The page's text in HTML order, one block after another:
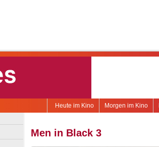
Morgen im Kino
Heute im Kino
Men in Black 3